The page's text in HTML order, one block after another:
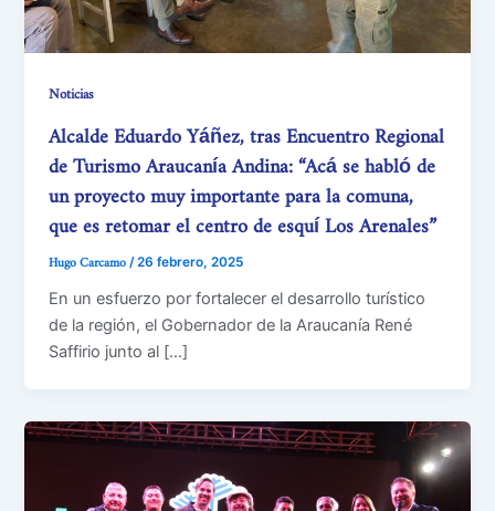
Noticias
Alcalde Eduardo Yáñez, tras Encuentro Regional
de Turismo Araucanía Andina: “Acá se habló de
un proyecto muy importante para la comuna,
que es retomar el centro de esquí Los Arenales”
Hugo Carcamo/26 febrero, 2025
En un esfuerzo por fortalecer el desarrollo turístico
de la región, el Gobernador de la Araucanía René
Saffirio junto al […]